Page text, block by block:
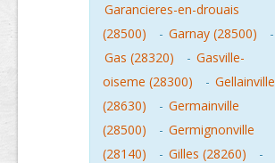
Garancieres-en-drouais
(28500)
- Garnay (28500)
-
Gas (28320)
- Gasville-
oiseme (28300)
- Gellainville
(28630)
- Germainville
(28500)
- Germignonville
(28140)
- Gilles (28260)
-